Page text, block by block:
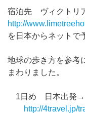
宿泊先 ヴィクトリ
http://
を日本からネットで
地球の歩き方を参考
まわりました。
1日め 日本出発→
http://4travel.jp/